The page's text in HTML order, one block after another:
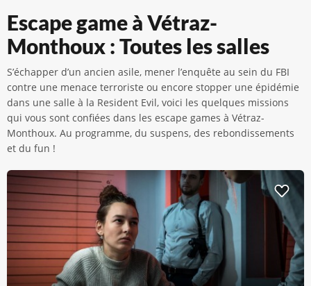
Escape game à Vétraz-
Monthoux : Toutes les salles
S’échapper d’un ancien asile, mener l’enquête au sein du FBI
contre une menace terroriste ou encore stopper une épidémie
dans une salle à la Resident Evil, voici les quelques missions
qui vous sont confiées dans les escape games à Vétraz-
Monthoux. Au programme, du suspens, des rebondissements
et du fun !